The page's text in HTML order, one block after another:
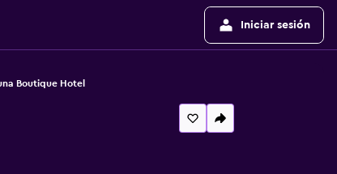
Iniciar sesión
Boutique Hotel